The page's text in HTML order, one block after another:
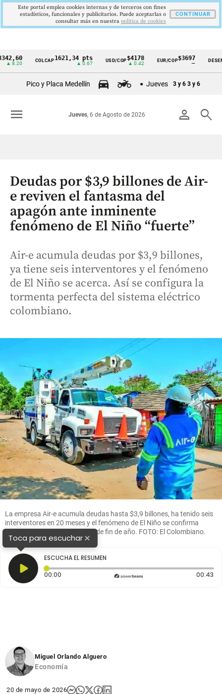
Cintillo
Colombia
COLCAP1621,34 pts USD/COP$4178
▲ 0.42
EUR/COP$3697
—
DESEMPLEO
Pico y Placa Medellín Jueves 3 y 6 3 y 6
person search
Jueves, 6 de Agosto de 2026
menu
Deudas por $3,9 billones de Air-
e reviven el fantasma del
apagón ante inminente
fenómeno de El Niño “fuerte”
Air-e acumula deudas por $3,9 billones,
ya tiene seis interventores y el fenómeno
de El Niño se acerca. Así se configura la
tormenta perfecta del sistema eléctrico
colombiano.
La empresa Air-e acumula deudas hasta $3,9 billones, ha tenido seis
interventores en 20 meses y el fenómeno de El Niño se confirma
como certeza científica antes de fin de año. FOTO: El Colombiano.
Toca para escuchar×
ESCUCHA EL RESUMEN
00:00 Tiempo transcurrido: 0 segundos 00:43
Miguel Orlando Alguero
Economía
20 de mayo de 2026
Este portal emplea cookies internas y de terceros con fines
estadísticos, funcionales y publicitarios. Puede aceptarlas o
consultar más en nuestra politica de cookies
CONTINUAR